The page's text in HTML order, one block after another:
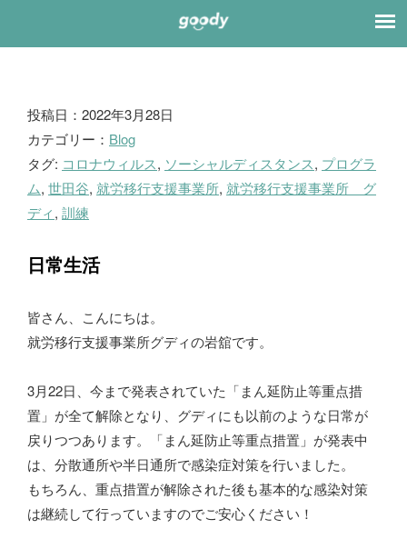
ブ
ロ
グ
投稿日：2022年3月28日
カテゴリー： Blog
タグ: コロナウィルス, ソーシャルディスタンス, プログラ
ム, 世田谷, 就労移行支援事業所, 就労移行支援事業所 グ
ディ, 訓練
日常生活
皆さん、こんにちは。
就労移行支援事業所グディの岩舘です。
3月22日、今まで発表されていた「まん延防止等重点措
置」が全て解除となり、グディにも以前のような日常が
戻りつつあります。「まん延防止等重点措置」が発表中
は、分散通所や半日通所で感染症対策を行いました。
もちろん、重点措置が解除された後も基本的な感染対策
は継続して行っていますのでご安心ください！